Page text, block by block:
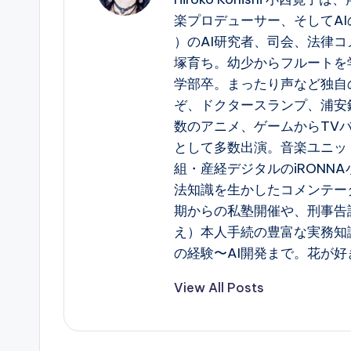
楽プロデューサー、そして
）のAI研究者、司会、法律
塚育ち。幼少からフルート
学部卒。まったり声など独
ぞ、ドクタースランプ、浦
数のアニメ、ゲームからTV
として多数出演。音楽ユニ
組・産経デジタルの
法知識を生かしたコメンテ
期からの私塾開催や、刑事
え）本人手続の豊富な実務
の経験〜AI開発まで。花が好
View All Posts